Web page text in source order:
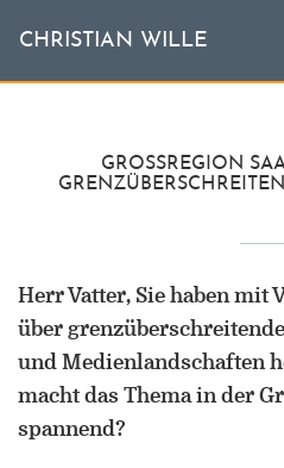
Aktuell
Vita
CHRISTIAN WILLE
GROSSREGION
Herr Vatter, Sie haben mit
über
und Medienlandschaften
macht das Thema in der
spannend?